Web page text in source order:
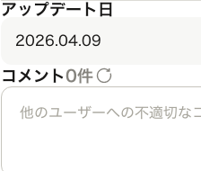
アップデート日
2026.04.09
コメント0件